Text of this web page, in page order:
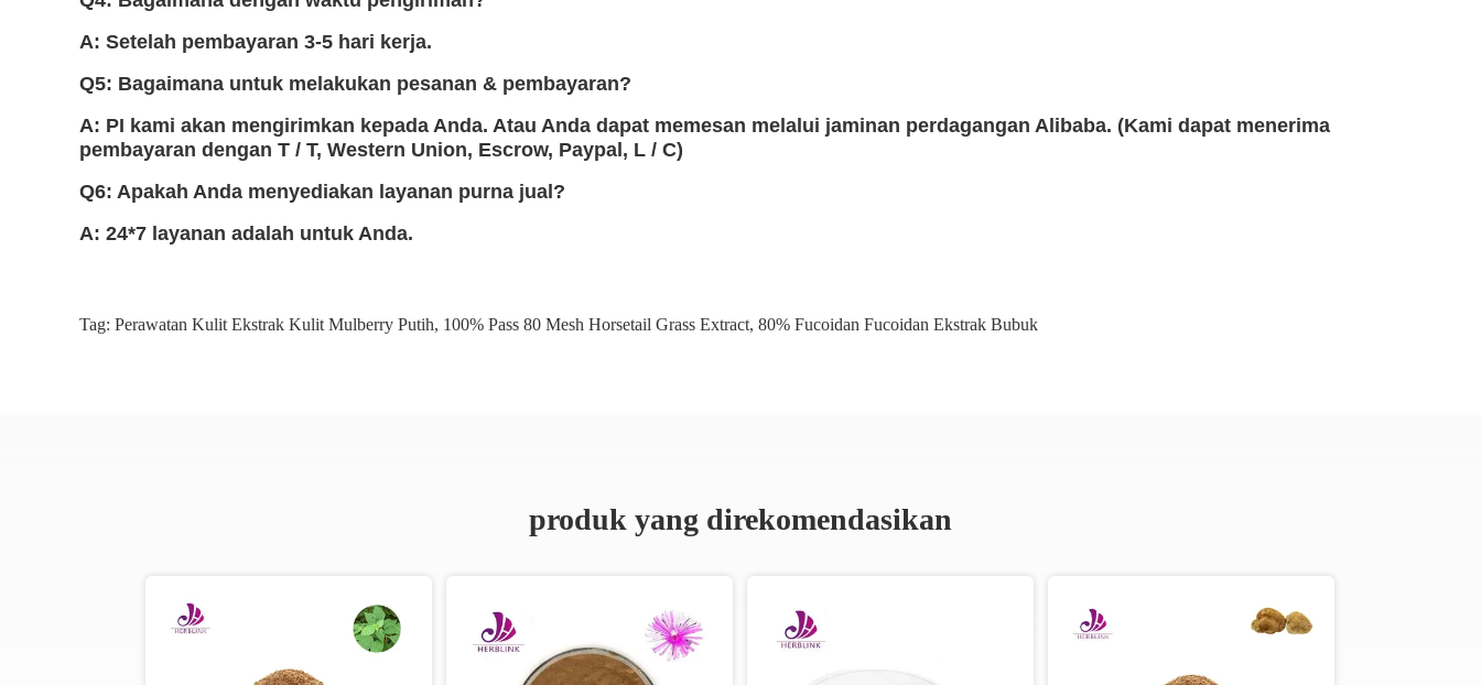
A: Setelah pembayaran 3-5 hari kerja.
Q5: Bagaimana untuk melakukan pesanan & pembayaran?
A: PI kami akan mengirimkan kepada Anda. Atau Anda dapat memesan melalui jaminan perdagangan Alibaba. (Kami dapat menerima
pembayaran dengan T / T, Western Union, Escrow, Paypal, L / C)
Q6: Apakah Anda menyediakan layanan purna jual?
A: 24*7 layanan adalah untuk Anda.
Tag: Perawatan Kulit Ekstrak Kulit Mulberry Putih, 100% Pass 80 Mesh Horsetail Grass Extract, 80% Fucoidan Fucoidan Ekstrak Bubuk
produk yang direkomendasikan